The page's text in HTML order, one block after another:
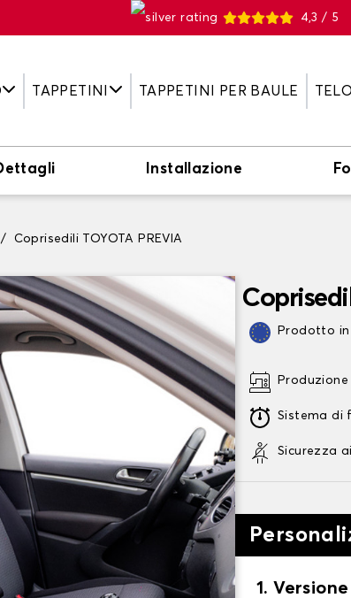
4,3 / 5
TAPPETINI TAPPETINI PER BAULE
Installazione
Coprisedili TOYOTA PREVIA
Prodotto
Sistema di
Sicurezza
1. Versione